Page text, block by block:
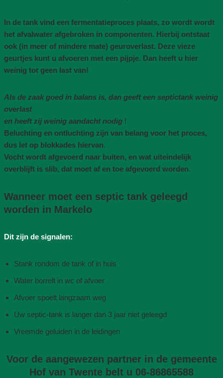
In de tank vind een fermentatieproces plaats, zo wordt wordt
het afvalwater afgebroken in componenten. Hierbij ontstaat
ook (in meer of mindere mate) geuroverlast. Deze vieze
geurtjes kunt u afvoeren met een pijpje. Dan heeft u hier
weinig tot geen last van!
Als de zaak goed in balans is, dan geeft een septictank weinig
overlast
en heeft zij weinig aandacht nodig !
Beluchting en ontluchting zijn van belang voor het proces,
dus let op blokkades hiervan.
Vocht wordt afgevoerd naar buiten, en wat uiteindelijk
overblijft is slib, dat moet af en toe afgevoerd worden.
Wanneer moet een septic tank geleegd
worden in Markelo
Dit zijn de signalen:
Stank rondom de tank of in huis
Water borrelt in wc of afvoer
Afvoer spoelt langzaam weg
Uw septic-tank is langer dan 3 jaar niet geleegd
Vreemde geluiden in de leidingen
Voor de aangewezen partner in de gemeente
Hof van Twente belt u 06-86865588